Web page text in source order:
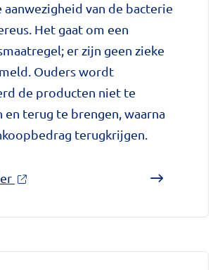
van de bacterie
Het gaat om een
er zijn geen zieke
Ouders wordt
de producten niet te
en terug te brengen, waarna
terugkrijgen.
over
babyvoeding